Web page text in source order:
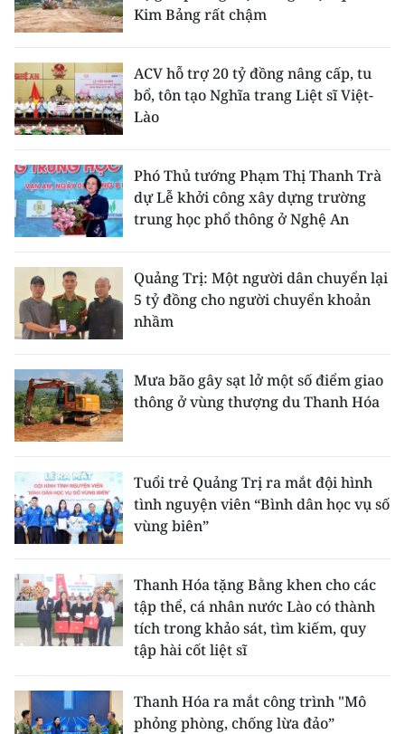
Kim Bảng rất chậm
ACV hỗ trợ 20 tỷ đồng nâng cấp, tu
bổ, tôn tạo Nghĩa trang Liệt sĩ Việt-
Lào
Phó Thủ tướng Phạm Thị Thanh Trà
dự Lễ khởi công xây dựng trường
trung học phổ thông ở Nghệ An
Quảng Trị: Một người dân chuyển lại
5 tỷ đồng cho người chuyển khoản
nhầm
Mưa bão gây sạt lở một số điểm giao
thông ở vùng thượng du Thanh Hóa
Tuổi trẻ Quảng Trị ra mắt đội hình
tình nguyện viên “Bình dân học vụ số
vùng biên”
Thanh Hóa tặng Bằng khen cho các
tập thể, cá nhân nước Lào có thành
tích trong khảo sát, tìm kiếm, quy
tập hài cốt liệt sĩ
Thanh Hóa ra mắt công trình "Mô
phỏng phòng, chống lừa đảo”